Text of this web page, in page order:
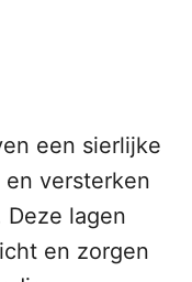
een sierlijke
versterken
lagen
en zorgen